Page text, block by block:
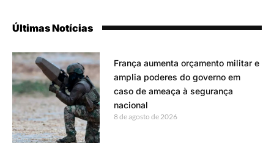
Últimas Notícias
França aumenta orçamento militar e
amplia poderes do governo em
caso de ameaça à segurança
nacional
8 de agosto de 2026